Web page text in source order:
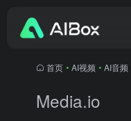
首页 • AI视频 • AI音频
Media.io